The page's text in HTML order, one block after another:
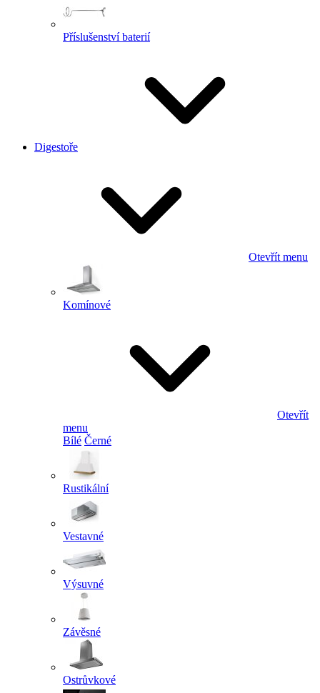
Příslušenství baterií
Digestoře
Otevřít menu
Komínové
Otevřít
menu
Bílé Černé
Rustikální
Vestavné
Výsuvné
Závěsné
Ostrůvkové